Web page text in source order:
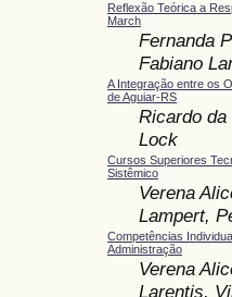
Reflexão Teórica a
March
Fernanda
Fabiano
A Integração entre os
de Aguiar-RS
Ricardo da
Lock
Cursos Superiores
Sistêmico
Verena
Lampert,
Competências
Administração
Verena
Larentis,